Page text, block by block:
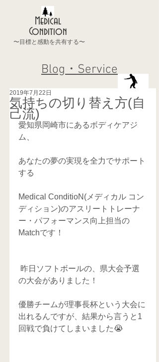
Medical
Condition
〜目標と感動を共有する〜
Blog・Service
気持ちの切り替え方(自
己流)
2019年7月22日
愛知県岡崎市にあるボディケアジ
ム、
あなたの夢の実現を全力でサポート
する
Medical ConditioN(メディカル コン
ディション)のアスリートトレーナ
ー・パフォーマンス向上担当の
Matchです！
昨日ソフトボールの、県大会予選
の大会がありました！
優勝チームが理事長杯という大会に
出れるんですが、結果から言うと1
回戦で負けてしまいました😭